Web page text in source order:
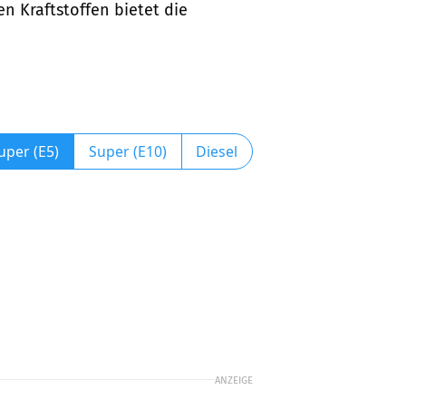
Kraftstoffen bietet die
(E5) Super (E10) Diesel
ANZEIGE